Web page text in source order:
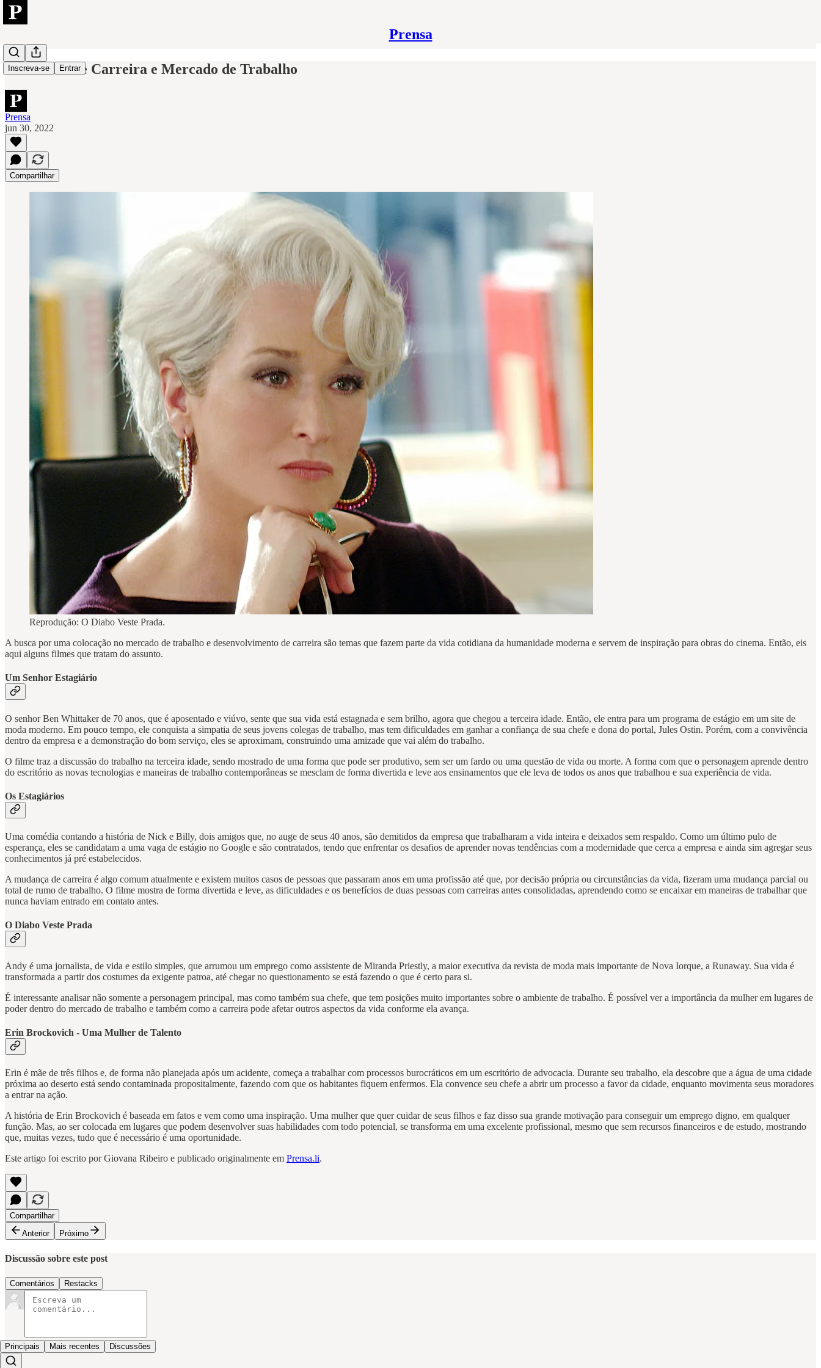
Prensa
Inscreva-se Entrar
Filmes Sobre Carreira e Mercado de Trabalho
Prensa
jun 30, 2022
Compartilhar
Reprodução: O Diabo Veste Prada.
A busca por uma colocação no mercado de trabalho e desenvolvimento de carreira são temas que fazem parte da vida cotidiana da humanidade moderna e servem de inspiração para obras do cinema. Então, eis
aqui alguns filmes que tratam do assunto.
Um Senhor Estagiário
O senhor Ben Whittaker de 70 anos, que é aposentado e viúvo, sente que sua vida está estagnada e sem brilho, agora que chegou a terceira idade. Então, ele entra para um programa de estágio em um site de
moda moderno. Em pouco tempo, ele conquista a simpatia de seus jovens colegas de trabalho, mas tem dificuldades em ganhar a confiança de sua chefe e dona do portal, Jules Ostin. Porém, com a convivência
dentro da empresa e a demonstração do bom serviço, eles se aproximam, construindo uma amizade que vai além do trabalho.
O filme traz a discussão do trabalho na terceira idade, sendo mostrado de uma forma que pode ser produtivo, sem ser um fardo ou uma questão de vida ou morte. A forma com que o personagem aprende dentro
do escritório as novas tecnologias e maneiras de trabalho contemporâneas se mesclam de forma divertida e leve aos ensinamentos que ele leva de todos os anos que trabalhou e sua experiência de vida.
Os Estagiários
Uma comédia contando a história de Nick e Billy, dois amigos que, no auge de seus 40 anos, são demitidos da empresa que trabalharam a vida inteira e deixados sem respaldo. Como um último pulo de
esperança, eles se candidatam a uma vaga de estágio no Google e são contratados, tendo que enfrentar os desafios de aprender novas tendências com a modernidade que cerca a empresa e ainda sim agregar seus
conhecimentos já pré estabelecidos.
A mudança de carreira é algo comum atualmente e existem muitos casos de pessoas que passaram anos em uma profissão até que, por decisão própria ou circunstâncias da vida, fizeram uma mudança parcial ou
total de rumo de trabalho. O filme mostra de forma divertida e leve, as dificuldades e os benefícios de duas pessoas com carreiras antes consolidadas, aprendendo como se encaixar em maneiras de trabalhar que
nunca haviam entrado em contato antes.
O Diabo Veste Prada
Andy é uma jornalista, de vida e estilo simples, que arrumou um emprego como assistente de Miranda Priestly, a maior executiva da revista de moda mais importante de Nova Iorque, a Runaway. Sua vida é
transformada a partir dos costumes da exigente patroa, até chegar no questionamento se está fazendo o que é certo para si.
É interessante analisar não somente a personagem principal, mas como também sua chefe, que tem posições muito importantes sobre o ambiente de trabalho. É possível ver a importância da mulher em lugares de
poder dentro do mercado de trabalho e também como a carreira pode afetar outros aspectos da vida conforme ela avança.
Erin Brockovich - Uma Mulher de Talento
Erin é mãe de três filhos e, de forma não planejada após um acidente, começa a trabalhar com processos burocráticos em um escritório de advocacia. Durante seu trabalho, ela descobre que a água de uma cidade
próxima ao deserto está sendo contaminada propositalmente, fazendo com que os habitantes fiquem enfermos. Ela convence seu chefe a abrir um processo a favor da cidade, enquanto movimenta seus moradores
a entrar na ação.
A história de Erin Brockovich é baseada em fatos e vem como uma inspiração. Uma mulher que quer cuidar de seus filhos e faz disso sua grande motivação para conseguir um emprego digno, em qualquer
função. Mas, ao ser colocada em lugares que podem desenvolver suas habilidades com todo potencial, se transforma em uma excelente profissional, mesmo que sem recursos financeiros e de estudo, mostrando
que, muitas vezes, tudo que é necessário é uma oportunidade.
Este artigo foi escrito por Giovana Ribeiro e publicado originalmente em Prensa.li.
Compartilhar
Anterior
Próximo
Discussão sobre este post
Comentários Restacks
Principais Mais recentes Discussões